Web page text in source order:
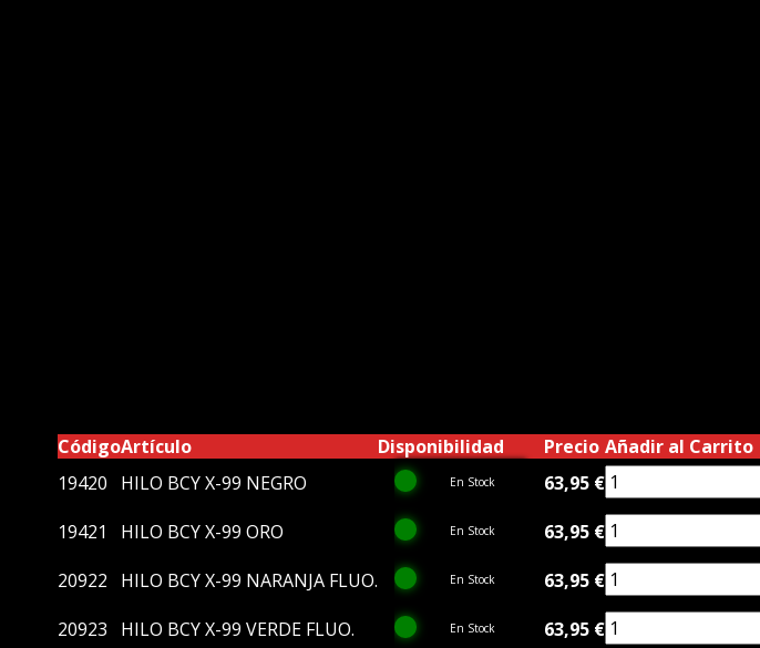
CódigoArtículo Disponibilidad Precio Añadir al Carrito
19420
HILO BCY X-99 NEGRO En Stock 63,95 €
19421 HILO BCY X-99 ORO En Stock 63,95 €
20922 HILO BCY X-99 NARANJA FLUO. En Stock 63,95 €
20923 HILO BCY X-99 VERDE FLUO. En Stock 63,95 €